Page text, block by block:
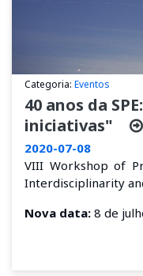
Categoria: Eventos
40 anos da
iniciativas"
2020-07-08
VIII Workshop of
Interdisciplinarity
Nova data: 8 de